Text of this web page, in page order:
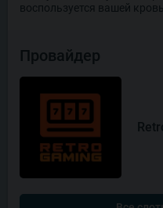
воспользуется вашей
Провайдер